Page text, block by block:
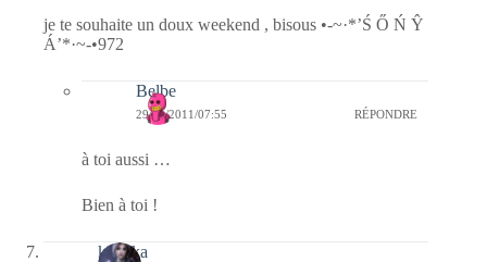
je te souhaite un doux weekend , bisous •-~·*’Ś Ő Ń Ŷ
Á’*·~-•972
Belbe
29/01/2011/07:55 RÉPONDRE
à toi aussi …
Bien à toi !
kalinka